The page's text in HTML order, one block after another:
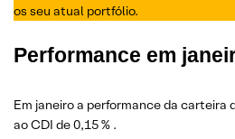
os seu atual portfólio.
Performance em
Em janeiro a performance da carteira
ao CDI de 0,15 % .